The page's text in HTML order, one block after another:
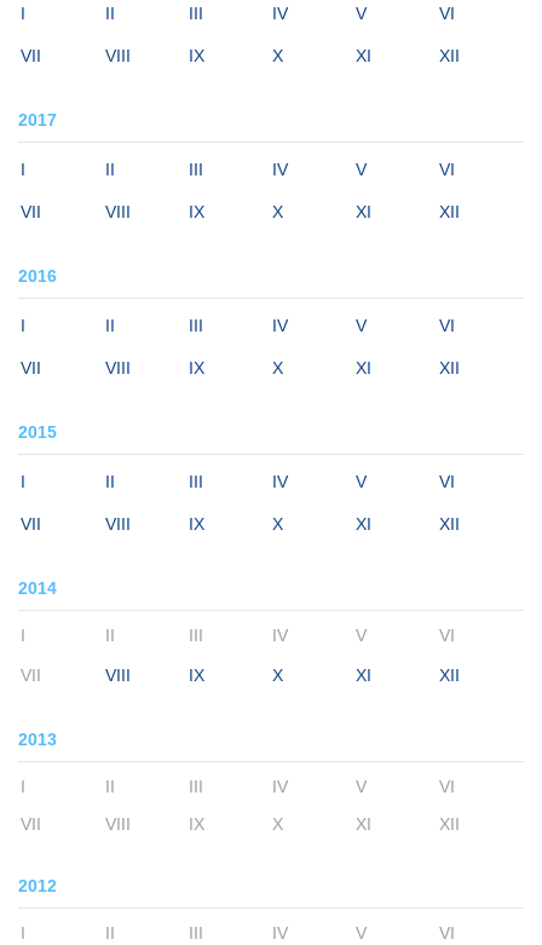
I II III IV V VI
VII VIII IX X XI XII
2017
I II III IV V VI
VII VIII IX X XI XII
2016
I II III IV V VI
VII VIII IX X XI XII
2015
I II III IV V VI
VII VIII IX X XI XII
2014
I II III IV V VI
VII VIII IX X XI XII
2013
I II III IV V
VI
VII
VIII IX X XI XII
2012
I II III IV V
VI